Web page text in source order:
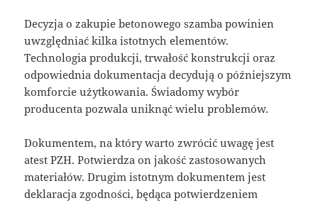
Decyzja o zakupie betonowego szamba powinien
uwzględniać kilka istotnych elementów.
Technologia produkcji, trwałość konstrukcji oraz
odpowiednia dokumentacja decydują o późniejszym
komforcie użytkowania. Świadomy wybór
producenta pozwala uniknąć wielu problemów.
Dokumentem, na który warto zwrócić uwagę jest
atest PZH. Potwierdza on jakość zastosowanych
materiałów. Drugim istotnym dokumentem jest
deklaracja zgodności, będąca potwierdzeniem